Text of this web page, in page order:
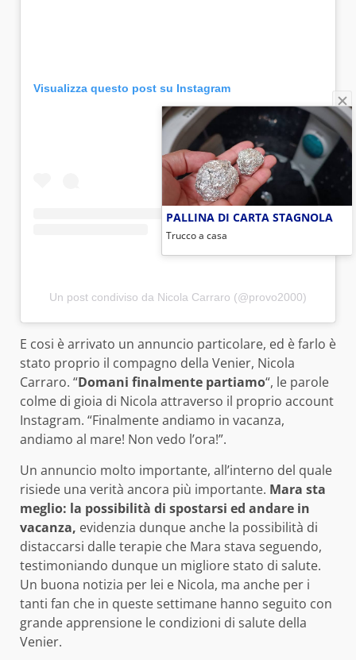
Visualizza questo post su Instagram
Un post condiviso da Nicola Carraro (@provo2000)
E cosi è arrivato un annuncio particolare, ed è farlo è
stato proprio il compagno della Venier, Nicola
Carraro. “Domani finalmente partiamo“, le parole
colme di gioia di Nicola attraverso il proprio account
Instagram. “Finalmente andiamo in vacanza,
andiamo al mare! Non vedo l’ora!”.
Un annuncio molto importante, all’interno del quale
risiede una verità ancora più importante. Mara sta
meglio: la possibilità di spostarsi ed andare in
vacanza, evidenzia dunque anche la possibilità di
distaccarsi dalle terapie che Mara stava seguendo,
testimoniando dunque un migliore stato di salute.
Un buona notizia per lei e Nicola, ma anche per i
tanti fan che in queste settimane hanno seguito con
grande apprensione le condizioni di salute della
Venier.
PALLINA DI CARTA STAGNOLA
Trucco a casa